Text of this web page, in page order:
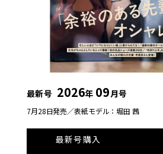
最新号 2026年 09月号
7月28日発売／表紙モデル：堀田 茜
最新号購入